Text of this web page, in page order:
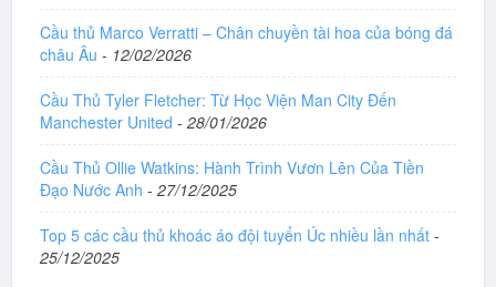
Cầu thủ Marco Verratti – Chân chuyền tài hoa của bóng đá
châu Âu - 12/02/2026
Cầu Thủ Tyler Fletcher: Từ Học Viện Man City Đến
Manchester United - 28/01/2026
Cầu Thủ Ollie Watkins: Hành Trình Vươn Lên Của Tiền
Đạo Nước Anh - 27/12/2025
Top 5 các cầu thủ khoác áo đội tuyển Úc nhiều lần nhất -
25/12/2025